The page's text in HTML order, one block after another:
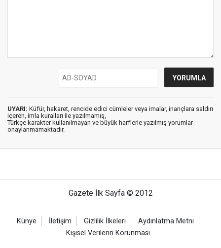
UYARI: Küfür, hakaret, rencide edici cümleler veya imalar, inançlara saldırı
içeren, imla kuralları ile yazılmamış,
Türkçe karakter kullanılmayan ve büyük harflerle yazılmış yorumlar
onaylanmamaktadır.
Gazete İlk Sayfa © 2012
Künye İletişim Gizlilik İlkeleri
Aydınlatma Metni
Kişisel Verilerin Korunması